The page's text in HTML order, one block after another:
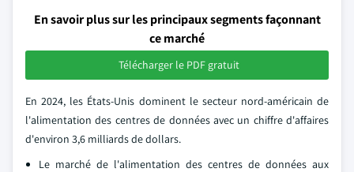
En savoir plus sur les principaux segments façonnant
ce marché
Télécharger le PDF gratuit
En 2024, les États-Unis dominent le secteur nord-américain de
l'alimentation des centres de données avec un chiffre d'affaires
d'environ 3,6 milliards de dollars.
Le marché de l'alimentation des centres de données aux